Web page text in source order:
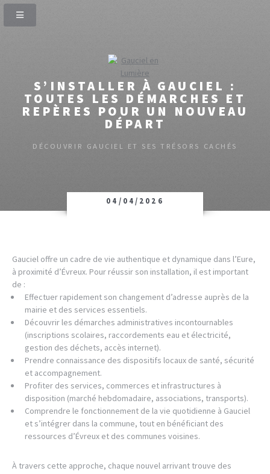
S’INSTALLER À GAUCIEL :
TOUTES LES DÉMARCHES ET
REPÈRES POUR UN NOUVEAU
DÉPART
DÉCOUVRIR GAUCIEL ET SES TRÉSORS CACHÉS
04/04/2026
Gauciel offre un cadre de vie authentique et dynamique dans l’Eure,
à proximité d’Évreux. Pour réussir son installation, il est important
de :
Effectuer rapidement son changement d’adresse auprès de la
mairie et des services essentiels.
Découvrir les démarches administratives incontournables
(inscriptions scolaires, raccordements eau et électricité,
gestion des déchets, accès internet).
Prendre connaissance des dispositifs locaux de santé, sécurité
et accompagnement.
Profiter des services, commerces et infrastructures à
disposition (marché hebdomadaire, associations, transports).
Comprendre le fonctionnement de la vie quotidienne à Gauciel
et s’intégrer dans la commune, tout en bénéficiant des
ressources d’Évreux et des communes voisines.
À travers cette approche, chaque nouvel arrivant trouve des